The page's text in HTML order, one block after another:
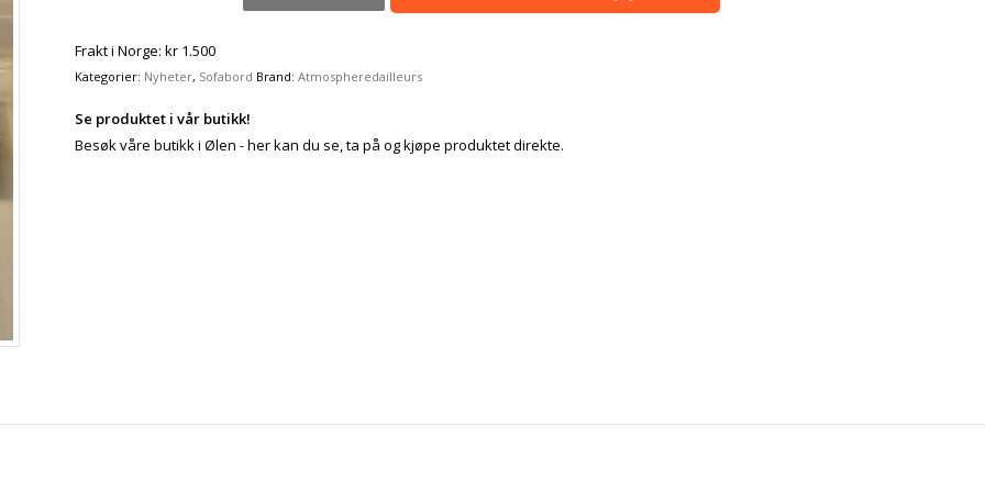
Frakt i Norge: kr 1.500
Kategorier: Nyheter, Sofabord Brand:Atmospheredailleurs
Se produktet i vår butikk!
Besøk våre butikk i Ølen - her kan du se, ta på og kjøpe produktet direkte.